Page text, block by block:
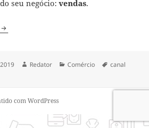
seu negócio:vendas.
Como aproveitar canais digitais para
Autor
Redator Categorias
Comércio Tags
canal
com WordPress